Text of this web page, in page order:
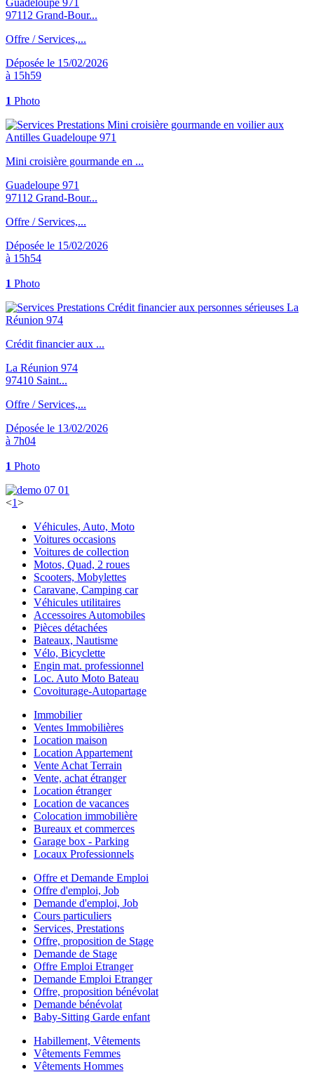
97112 Grand-Bour...
Offre / Services,...
Déposée le 15/02/2026
à 15h59
1 Photo
Mini croisière gourmande en ...
Guadeloupe 971
97112 Grand-Bour...
Offre / Services,...
Déposée le 15/02/2026
à 15h54
1 Photo
Crédit financier aux ...
La Réunion 974
97410 Saint...
Offre / Services,...
Déposée le 13/02/2026
à 7h04
1 Photo
<1>
Véhicules, Auto, Moto
Voitures occasions
Voitures de collection
Motos, Quad, 2 roues
Scooters, Mobylettes
Caravane, Camping car
Véhicules utilitaires
Accessoires Automobiles
Pièces détachées
Bateaux, Nautisme
Vélo, Bicyclette
Engin mat. professionnel
Loc. Auto Moto Bateau
Covoiturage-Autopartage
Immobilier
Ventes Immobilières
Location maison
Location Appartement
Vente Achat Terrain
Vente, achat étranger
Location étranger
Location de vacances
Colocation immobilière
Bureaux et commerces
Garage box - Parking
Locaux Professionnels
Offre et Demande Emploi
Offre d'emploi, Job
Demande d'emploi, Job
Cours particuliers
Services, Prestations
Offre, proposition de Stage
Demande de Stage
Offre Emploi Etranger
Demande Emploi Etranger
Offre, proposition bénévolat
Demande bénévolat
Baby-Sitting Garde enfant
Habillement, Vêtements
Vêtements Femmes
Vêtements Hommes